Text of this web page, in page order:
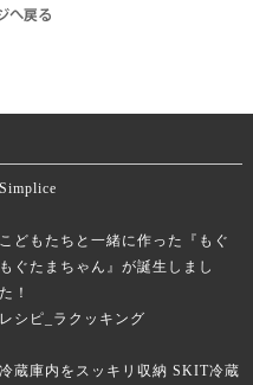
Simplice
こどもたちと一緒に作った『もぐ
もぐたまちゃん』が誕生しまし
た！
レシピ_ラクッキング
冷蔵庫内をスッキリ収納 SKIT冷蔵